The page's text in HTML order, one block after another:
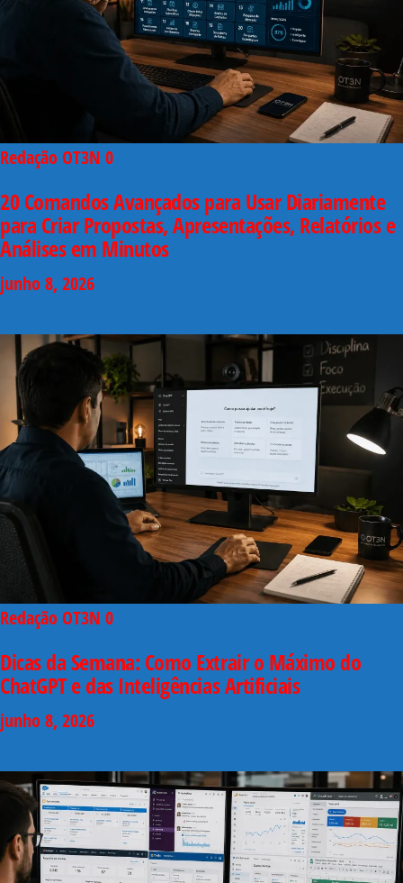
Redação OT3N 0
20 Comandos Avançados para Usar Diariamente
para Criar Propostas, Apresentações, Relatórios e
Análises em Minutos
junho 8, 2026
Redação OT3N 0
Dicas da Semana: Como Extrair o Máximo do
ChatGPT e das Inteligências Artificiais
junho 8, 2026